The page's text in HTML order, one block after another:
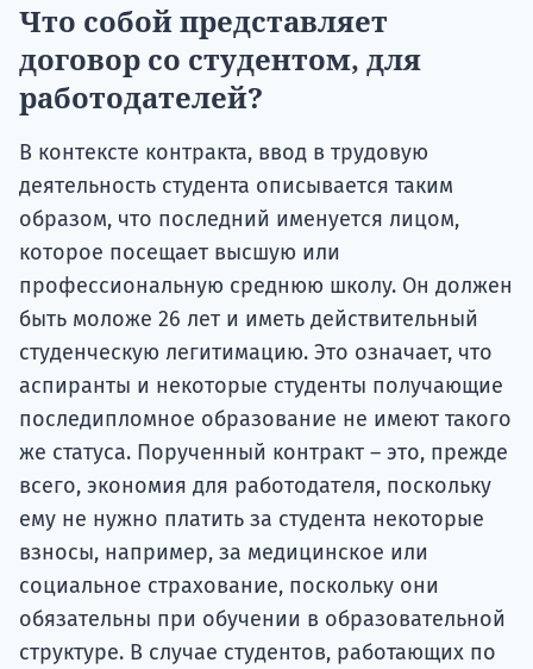
Что собой представляет
договор со студентом, для
работодателей?
В контексте контракта, ввод в трудовую
деятельность студента описывается таким
образом, что последний именуется лицом,
которое посещает высшую или
профессиональную среднюю школу. Он должен
быть моложе 26 лет и иметь действительный
студенческую легитимацию. Это означает, что
аспиранты и некоторые студенты получающие
последипломное образование не имеют такого
же статуса. Порученный контракт – это, прежде
всего, экономия для работодателя, поскольку
ему не нужно платить за студента некоторые
взносы, например, за медицинское или
социальное страхование, поскольку они
обязательны при обучении в образовательной
структуре. В случае студентов, работающих по